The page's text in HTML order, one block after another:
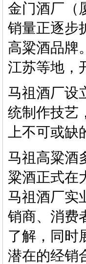
金门酒厂（
销量正逐步
高粱酒品牌
江苏等地，
马祖酒厂设
统制作技艺
上不可或缺
马祖高粱酒
粱酒正式在
马祖酒厂实
销商、消费
了解，同时
潜在的经销